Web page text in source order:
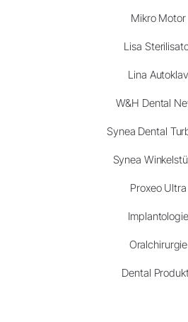
Mikro Motor
Lisa
Lina Autoklav
W&H Dental
Synea Dental
Synea
Proxeo Ultra
Implantologie
Oralchirurgie
Dental